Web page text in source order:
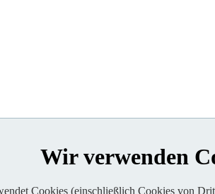
Wir verwenden
Cookies (einschließlich Cookies von